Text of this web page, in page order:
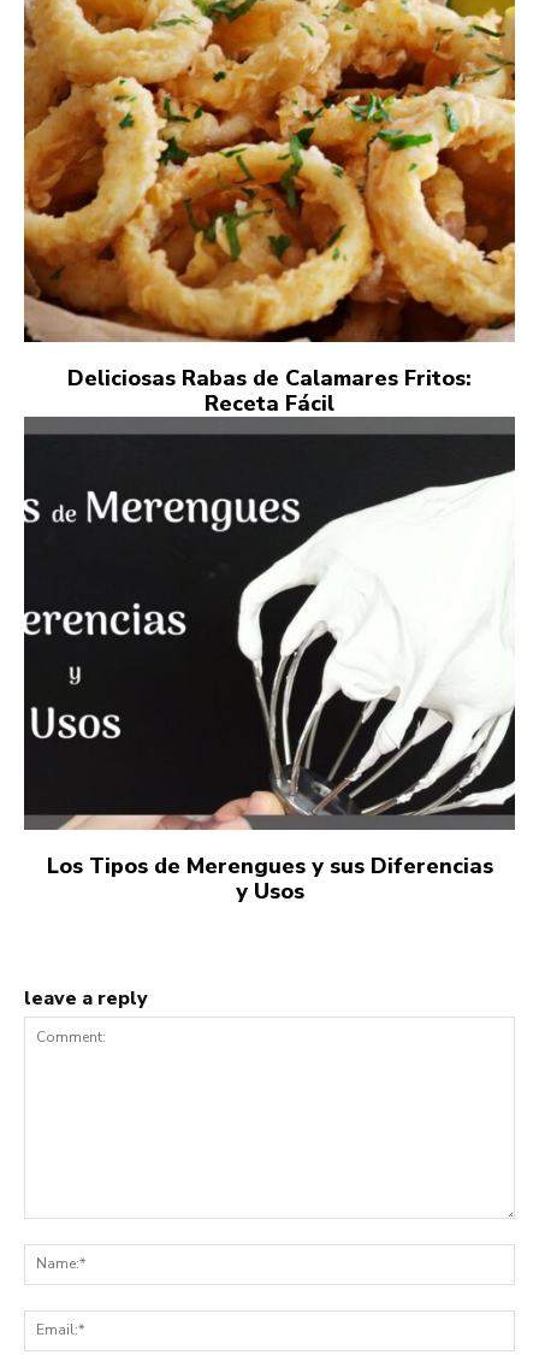
Deliciosas Rabas de Calamares Fritos:
Receta Fácil
Los Tipos de Merengues y sus Diferencias
y Usos
leave a reply